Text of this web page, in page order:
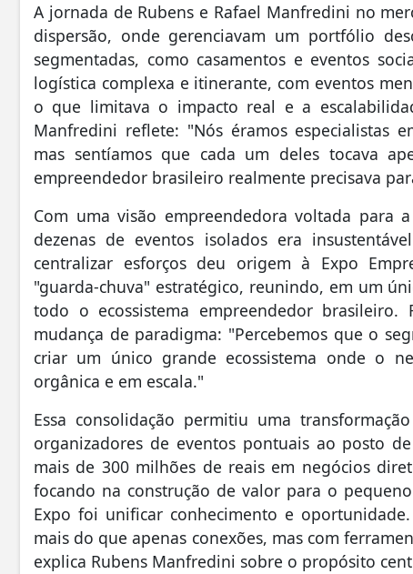
A jornada de Rubens e Rafael Manfredini no
dispersão, onde gerenciavam um portfólio
segmentadas, como casamentos e eventos
logística complexa e itinerante, com eventos
o que limitava o impacto real e a
Manfredini reflete: "Nós éramos especialistas
mas sentíamos que cada um deles tocava
empreendedor brasileiro realmente precisava
Com uma visão empreendedora voltada para
dezenas de eventos isolados era
centralizar esforços deu origem à Expo
"guarda-chuva" estratégico, reunindo, em um
todo o ecossistema empreendedor brasileiro.
mudança de paradigma: "Percebemos que o
criar um único grande ecossistema onde o
orgânica e em escala."
Essa consolidação permitiu uma
organizadores de eventos pontuais ao posto
mais de 300 milhões de reais em negócios
focando na construção de valor para o
Expo foi unificar conhecimento e
mais do que apenas conexões, mas com
explica Rubens Manfredini sobre o propósito